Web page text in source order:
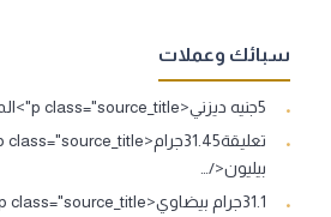
سبائك وعملات
5جنيه ديزني<p class="source_title">المصدر : جولد بيليون</p>
بيليون</…